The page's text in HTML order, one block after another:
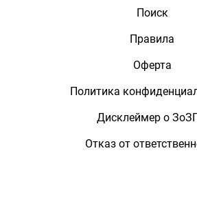
Поиск
Правила
Оферта
Политика
Дисклеймер о
Отказ от